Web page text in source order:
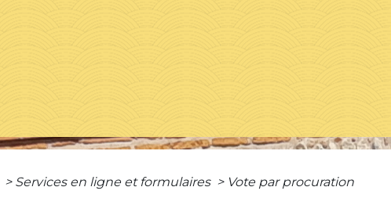
> Services en ligne et formulaires > Vote par procuration